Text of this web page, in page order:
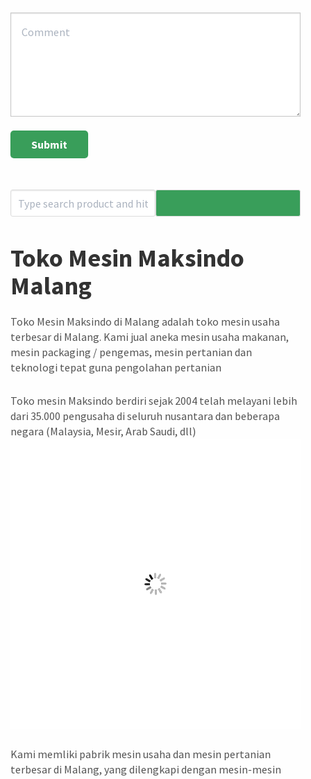
Toko Mesin Maksindo
Malang
Toko Mesin Maksindo di Malang adalah toko mesin usaha
terbesar di Malang. Kami jual aneka mesin usaha makanan,
mesin packaging / pengemas, mesin pertanian dan
teknologi tepat guna pengolahan pertanian
Toko mesin Maksindo berdiri sejak 2004 telah melayani lebih
dari 35.000 pengusaha di seluruh nusantara dan beberapa
negara (Malaysia, Mesir, Arab Saudi, dll)
Kami memliki pabrik mesin usaha dan mesin pertanian
terbesar di Malang, yang dilengkapi dengan mesin-mesin